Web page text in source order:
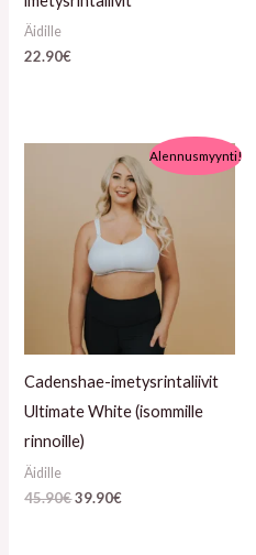
Äidille
22.90€
Alennusmyynti!
Cadenshae-imetysrintaliivit
Ultimate White (isommille
rinnoille)
Äidille
45.90€
Alkuperäinen
45.90€.
39.90€
Nykyinen
hinta
on:
39.90€.